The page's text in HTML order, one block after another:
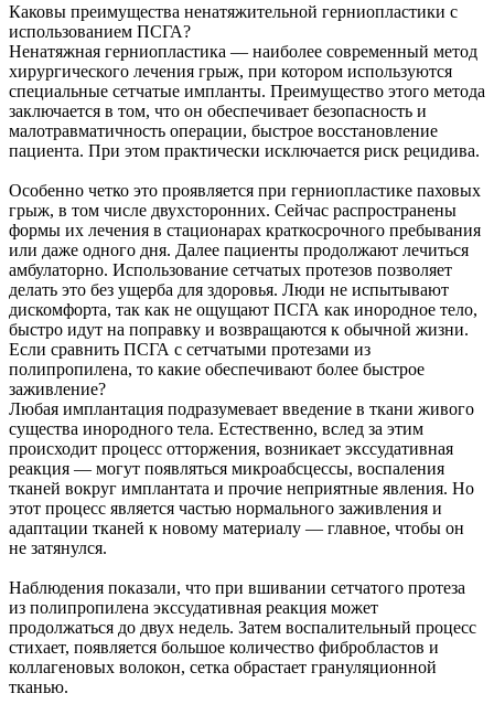
Каковы преимущества ненатяжительной герниопластики с
использованием ПСГА?
Ненатяжная герниопластика — наиболее современный метод
хирургического лечения грыж, при котором используются
специальные сетчатые импланты. Преимущество этого метода
заключается в том, что он обеспечивает безопасность и
малотравматичность операции, быстрое восстановление
пациента. При этом практически исключается риск рецидива.
Особенно четко это проявляется при герниопластике паховых
грыж, в том числе двухсторонних. Сейчас распространены
формы их лечения в стационарах краткосрочного пребывания
или даже одного дня. Далее пациенты продолжают лечиться
амбулаторно. Использование сетчатых протезов позволяет
делать это без ущерба для здоровья. Люди не испытывают
дискомфорта, так как не ощущают ПСГА как инородное тело,
быстро идут на поправку и возвращаются к обычной жизни.
Если сравнить ПСГА с сетчатыми протезами из
полипропилена, то какие обеспечивают более быстрое
заживление?
Любая имплантация подразумевает введение в ткани живого
существа инородного тела. Естественно, вслед за этим
происходит процесс отторжения, возникает экссудативная
реакция — могут появляться микроабсцессы, воспаления
тканей вокруг имплантата и прочие неприятные явления. Но
этот процесс является частью нормального заживления и
адаптации тканей к новому материалу — главное, чтобы он
не затянулся.
Наблюдения показали, что при вшивании сетчатого протеза
из полипропилена экссудативная реакция может
продолжаться до двух недель. Затем воспалительный процесс
стихает, появляется большое количество фибробластов и
коллагеновых волокон, сетка обрастает грануляционной
тканью.